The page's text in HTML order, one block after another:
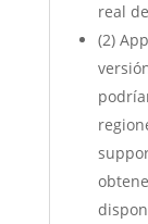
real
(2)